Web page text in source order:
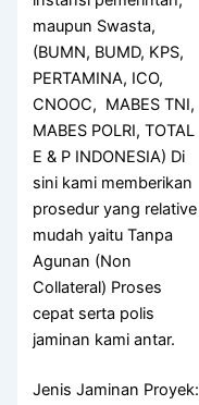
maupun Swasta,
(BUMN, BUMD, KPS,
PERTAMINA, ICO,
CNOOC, MABES TNI,
MABES POLRI, TOTAL
E & P INDONESIA) Di
sini kami memberikan
prosedur yang relative
mudah yaitu Tanpa
Agunan (Non
Collateral) Proses
cepat serta polis
jaminan kami antar.
Jenis Jaminan Proyek: